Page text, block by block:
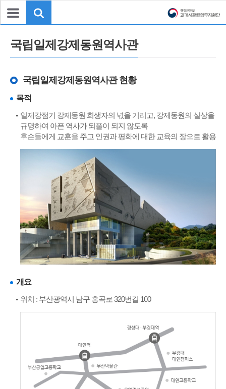
국립일제강제동원역사관
국립일제강제동원역사관 현황
목적
일제강점기 강제동원 희생자의 넋을 기리고, 강제동원의 실상을
규명하여 아픈 역사가 되풀이 되지 않도록
후손들에게 교훈을 주고 인권과 평화에 대한 교육의 장으로 활용
개요
위치 : 부산광역시 남구 홍곡로 320번길 100